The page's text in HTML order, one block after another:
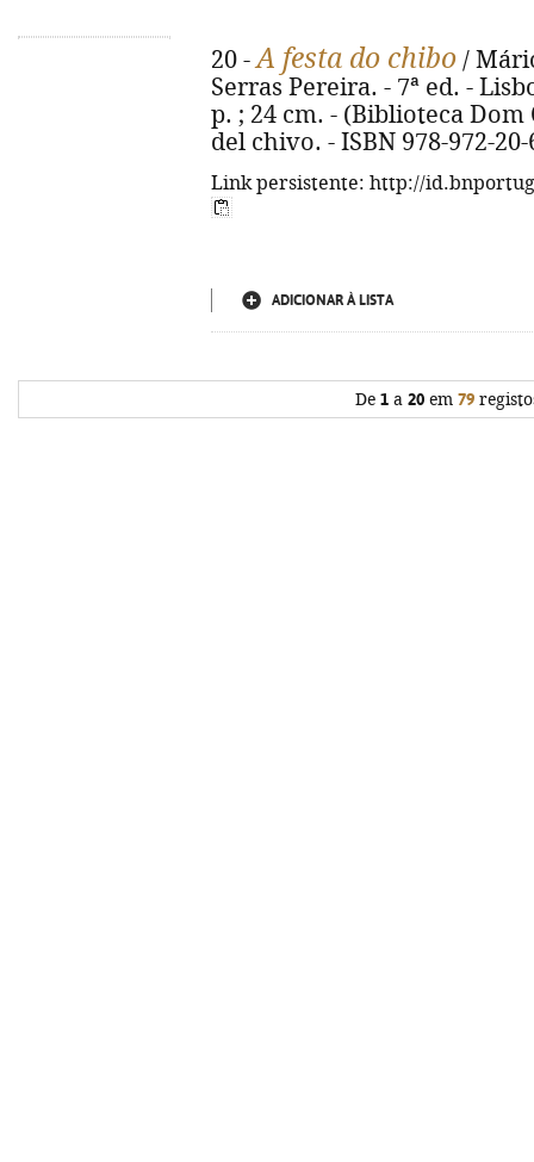
20 -A festa do chibo /
Serras Pereira. - 7ª ed. -
p. ; 24 cm. - (Biblioteca
del chivo. - ISBN 978-972-20-
Link persistente: http://
ADICIONAR À LISTA
De 1a 20em 79